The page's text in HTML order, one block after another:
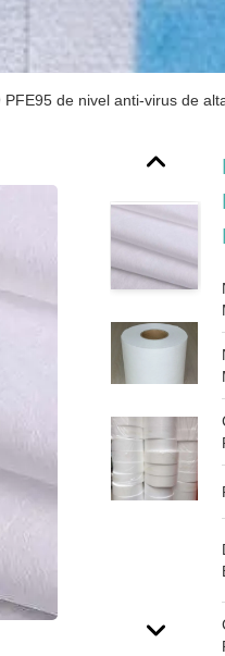
de nivel anti-virus de